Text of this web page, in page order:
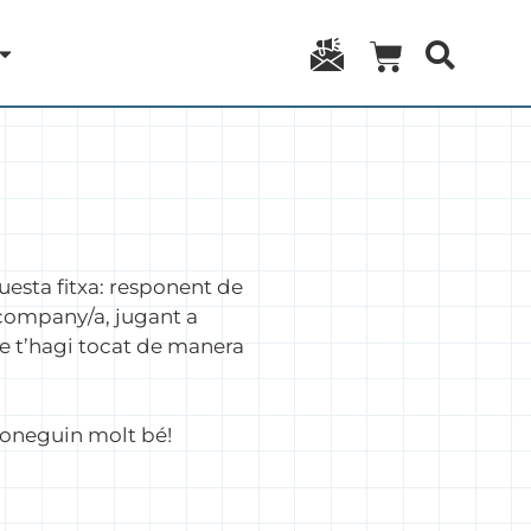
fitxa: responent de
a, jugant a
t’hagi tocat de manera
molt bé!